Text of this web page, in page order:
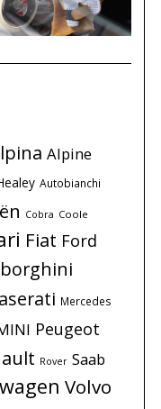
Alpine
Autobianchi
Cobra Coole
Fiat Ford
Mercedes
Peugeot
Rover Saab
Volvo